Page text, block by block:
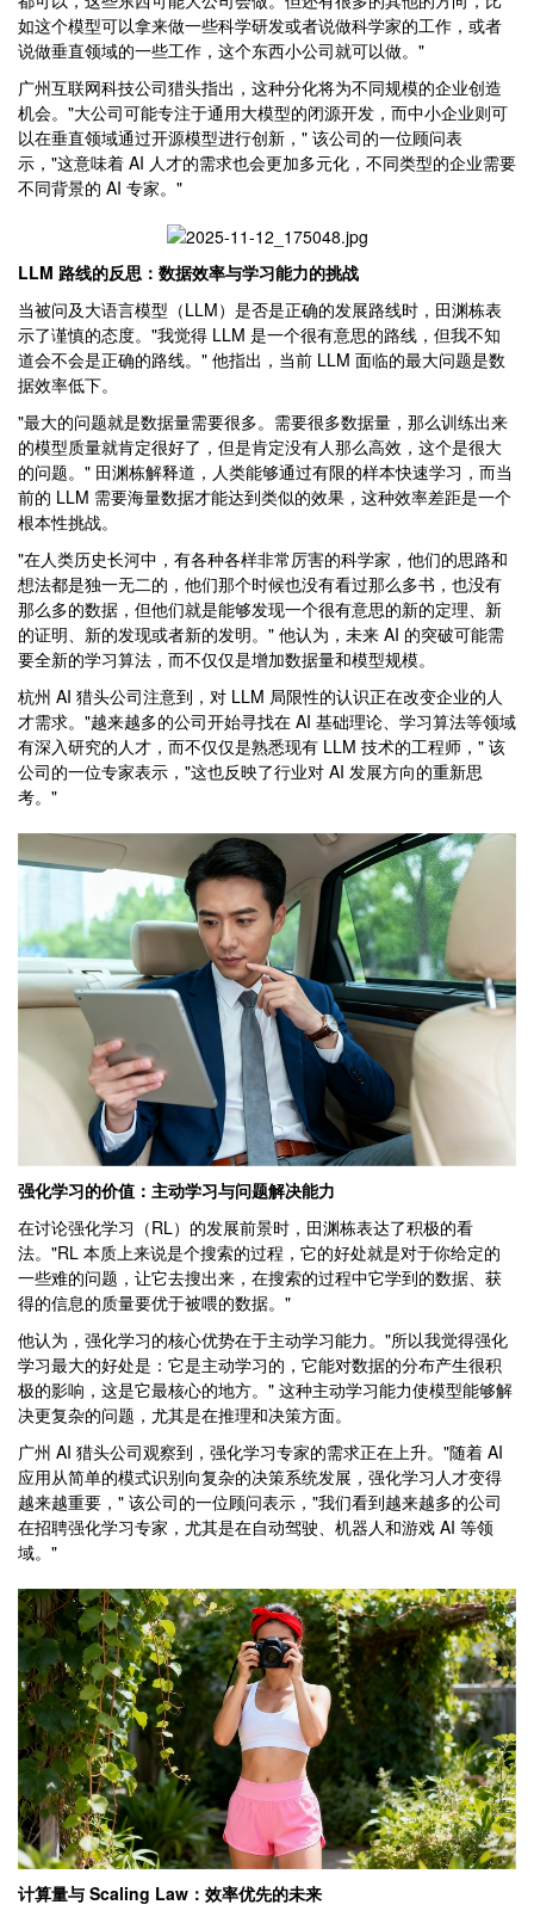
如这个模型可以拿来做一些科学研发或者说做科学家的工作，或者
说做垂直领域的一些工作，这个东西小公司就可以做。"
广州互联网科技公司猎头指出，这种分化将为不同规模的企业创造
机会。"大公司可能专注于通用大模型的闭源开发，而中小企业则可
以在垂直领域通过开源模型进行创新，" 该公司的一位顾问表
示，"这意味着 AI 人才的需求也会更加多元化，不同类型的企业需要
不同背景的 AI 专家。"
LLM 路线的反思：数据效率与学习能力的挑战
当被问及大语言模型（LLM）是否是正确的发展路线时，田渊栋表
示了谨慎的态度。"我觉得 LLM 是一个很有意思的路线，但我不知
道会不会是正确的路线。" 他指出，当前 LLM 面临的最大问题是数
据效率低下。
"最大的问题就是数据量需要很多。需要很多数据量，那么训练出来
的模型质量就肯定很好了，但是肯定没有人那么高效，这个是很大
的问题。" 田渊栋解释道，人类能够通过有限的样本快速学习，而当
前的 LLM 需要海量数据才能达到类似的效果，这种效率差距是一个
根本性挑战。
"在人类历史长河中，有各种各样非常厉害的科学家，他们的思路和
想法都是独一无二的，他们那个时候也没有看过那么多书，也没有
那么多的数据，但他们就是能够发现一个很有意思的新的定理、新
的证明、新的发现或者新的发明。" 他认为，未来 AI 的突破可能需
要全新的学习算法，而不仅仅是增加数据量和模型规模。
杭州 AI 猎头公司注意到，对 LLM 局限性的认识正在改变企业的人
才需求。"越来越多的公司开始寻找在 AI 基础理论、学习算法等领域
有深入研究的人才，而不仅仅是熟悉现有 LLM 技术的工程师，" 该
公司的一位专家表示，"这也反映了行业对 AI 发展方向的重新思
考。"
强化学习的价值：主动学习与问题解决能力
在讨论强化学习（RL）的发展前景时，田渊栋表达了积极的看
法。"RL 本质上来说是个搜索的过程，它的好处就是对于你给定的
一些难的问题，让它去搜出来，在搜索的过程中它学到的数据、获
得的信息的质量要优于被喂的数据。"
他认为，强化学习的核心优势在于主动学习能力。"所以我觉得强化
学习最大的好处是：它是主动学习的，它能对数据的分布产生很积
极的影响，这是它最核心的地方。" 这种主动学习能力使模型能够解
决更复杂的问题，尤其是在推理和决策方面。
广州 AI 猎头公司观察到，强化学习专家的需求正在上升。"随着 AI
应用从简单的模式识别向复杂的决策系统发展，强化学习人才变得
越来越重要，" 该公司的一位顾问表示，"我们看到越来越多的公司
在招聘强化学习专家，尤其是在自动驾驶、机器人和游戏 AI 等领
域。"
计算量与 Scaling Law：效率优先的未来